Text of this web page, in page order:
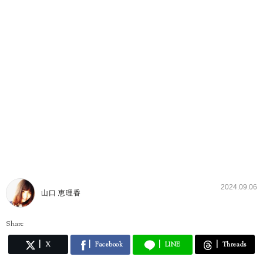
山口 恵理香
2024.09.06
Share
X Facebook LINE Threads